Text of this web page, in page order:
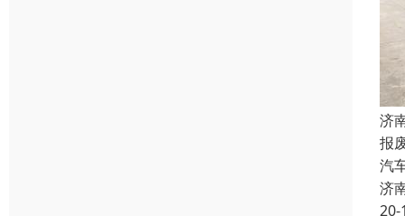
济
报
汽
济
20-